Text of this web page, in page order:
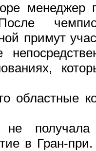
примут
областные
получала
в Гран-